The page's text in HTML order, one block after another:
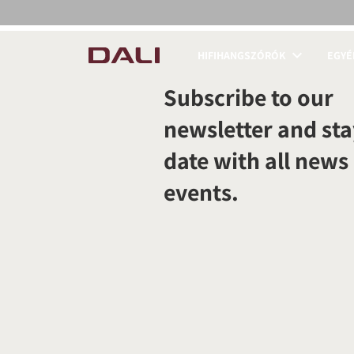
COMPARE PRODUCTS
Subscribe to our
newsletter and
date with all news
events.